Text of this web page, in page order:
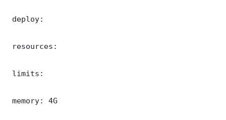
deploy:
resources:
limits:
memory: 4G